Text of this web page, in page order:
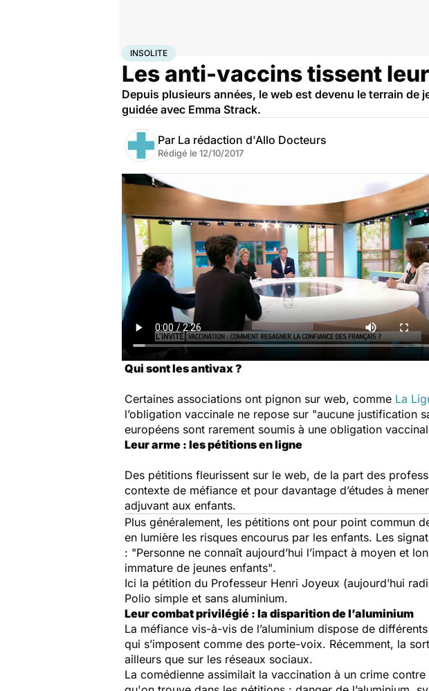
AccueilSantéInsolite
INSOLITE
Les anti-vaccins tissent
Depuis plusieurs années, le web est devenu le terrain
guidée avec Emma Strack.
Par La rédaction d'Allo Docteurs
Rédigé le 12/10/2017
Qui sont les antivax ?
Certaines associations ont pignon sur web, comme La
l’obligation vaccinale ne repose sur "aucune justification
européens sont rarement soumis à une obligation
Leur arme : les pétitions en ligne
Des pétitions fleurissent sur le web, de la part des
contexte de méfiance et pour davantage d’études à
adjuvant aux enfants.
Plus généralement, les pétitions ont pour point commun
en lumière les risques encourus par les enfants. Les
: "Personne ne connaît aujourd’hui l’impact à moyen et
immature de jeunes enfants".
Ici la pétition du Professeur Henri Joyeux (aujourd’hui
Polio simple et sans aluminium.
Leur combat privilégié : la disparition de l’aluminium
La méfiance vis-à-vis de l’aluminium dispose de
qui s’imposent comme des porte-voix. Récemment, la
ailleurs que sur les réseaux sociaux.
La comédienne assimilait la vaccination à un crime